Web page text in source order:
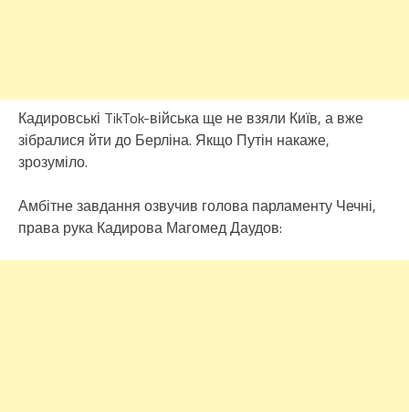
Кадировські TikTok-війська ще не взяли Київ, а вже
зібралися йти до Берліна. Якщо Путін накаже,
зрозуміло.
Амбітне завдання озвучив голова парламенту Чечні,
права рука Кадирова Магомед Даудов: